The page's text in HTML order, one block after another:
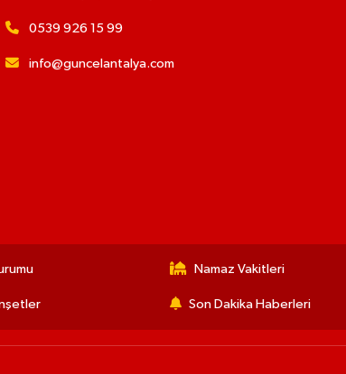
0539 926 15 99
info@guncelantalya.com
Namaz Vakitleri
Son Dakika Haberleri